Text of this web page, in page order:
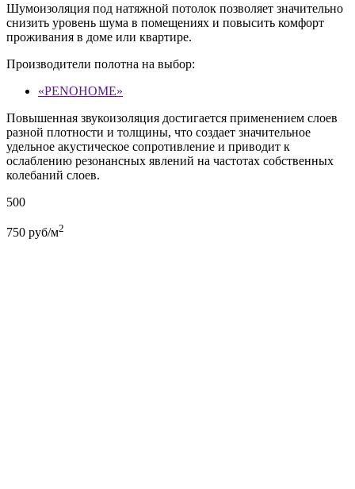
Шумоизоляция под натяжной потолок позволяет значительно
снизить уровень шума в помещениях и повысить комфорт
проживания в доме или квартире.
Производители полотна на выбор:
«PENOHOME»
Повышенная звукоизоляция достигается применением слоев
разной плотности и толщины, что создает значительное
удельное акустическое сопротивление и приводит к
ослаблению резонансных явлений на частотах собственных
колебаний слоев.
500
750 руб/м2